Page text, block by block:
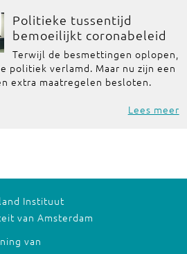
Politieke tussentijd
bemoeilijkt coronabeleid
Terwijl de besmettingen oplopen,
politiek verlamd. Maar nu zijn een
extra maatregelen besloten.
Lees meer
Instituut
van Amsterdam
van